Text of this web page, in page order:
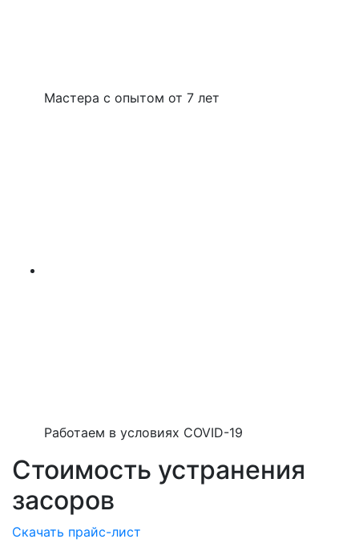
Мастера с опытом от 7 лет
Работаем в условиях COVID-19
Стоимость устранения
засоров
Скачать прайс-лист